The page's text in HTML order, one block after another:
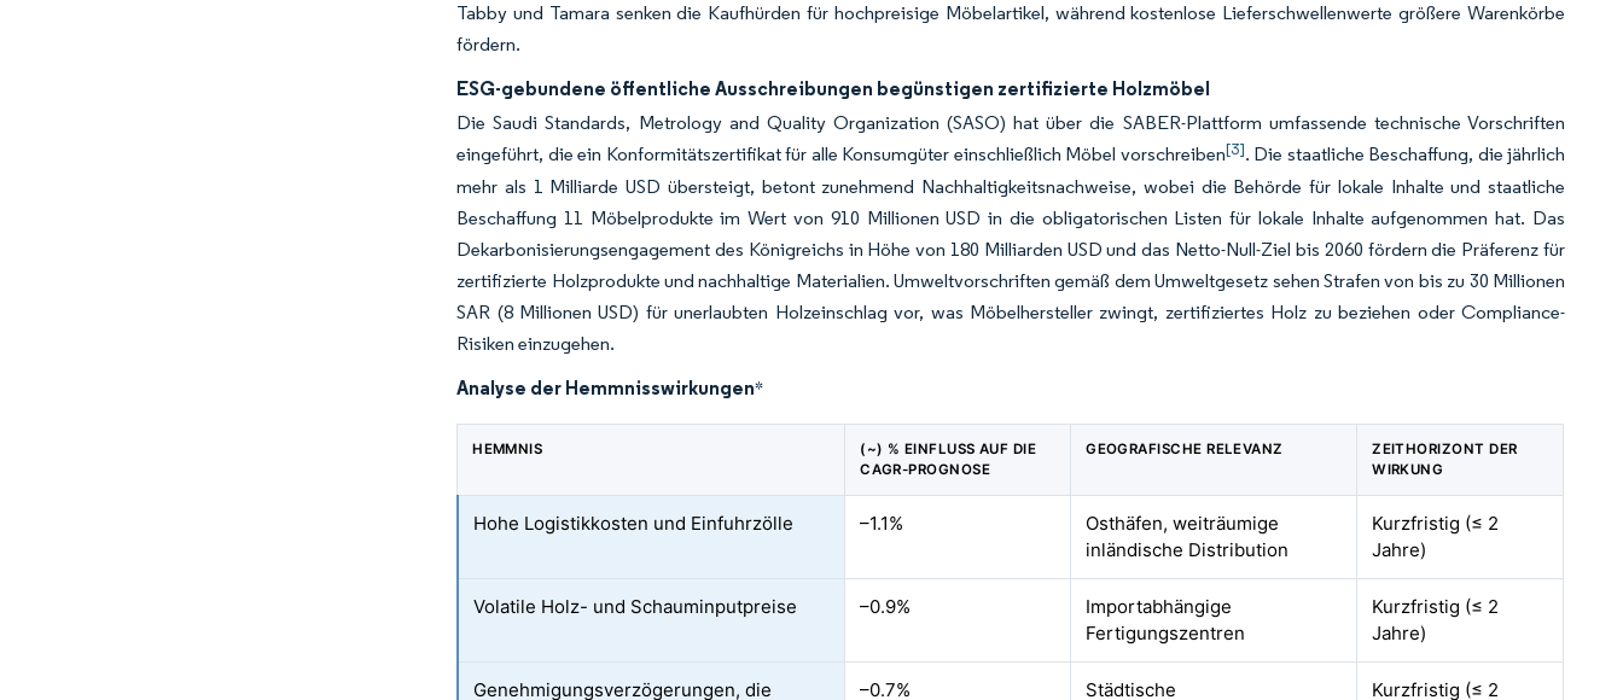
Tabby und Tamara senken die Kaufhürden für hochpreisige Möbelartikel, während kostenlose Lieferschwellenwerte größere Warenkörbe
fördern.
ESG-gebundene öffentliche Ausschreibungen begünstigen zertifizierte Holzmöbel
Die Saudi Standards, Metrology and Quality Organization (SASO) hat über die SABER-Plattform umfassende technische Vorschriften
eingeführt, die ein Konformitätszertifikat für alle Konsumgüter einschließlich Möbel vorschreiben[3]. Die staatliche Beschaffung, die jährlich
mehr als 1 Milliarde USD übersteigt, betont zunehmend Nachhaltigkeitsnachweise, wobei die Behörde für lokale Inhalte und staatliche
Beschaffung 11 Möbelprodukte im Wert von 910 Millionen USD in die obligatorischen Listen für lokale Inhalte aufgenommen hat. Das
Dekarbonisierungsengagement des Königreichs in Höhe von 180 Milliarden USD und das Netto-Null-Ziel bis 2060 fördern die Präferenz für
zertifizierte Holzprodukte und nachhaltige Materialien. Umweltvorschriften gemäß dem Umweltgesetz sehen Strafen von bis zu 30 Millionen
SAR (8 Millionen USD) für unerlaubten Holzeinschlag vor, was Möbelhersteller zwingt, zertifiziertes Holz zu beziehen oder Compliance-
Risiken einzugehen.
Analyse der Hemmnisswirkungen*
HEMMNIS
(~) % EINFLUSS AUF DIE
CAGR-PROGNOSE
GEOGRAFISCHE RELEVANZ
ZEITHORIZONT DER
WIRKUNG
Hohe Logistikkosten und Einfuhrzölle –1.1%
Osthäfen, weiträumige
inländische Distribution
Kurzfristig (≤ 2
Jahre)
Volatile Holz- und Schauminputpreise –0.9%
Importabhängige
Fertigungszentren
Kurzfristig (≤ 2
Jahre)
Genehmigungsverzögerungen, die –0.7% Städtische Kurzfristig (≤ 2